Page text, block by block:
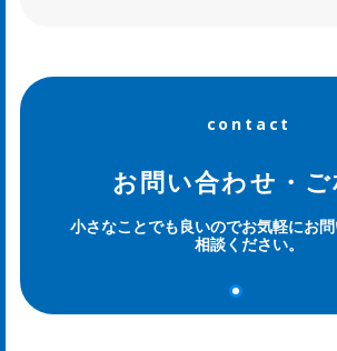
contact
お問い合わせ・ご
小さなことでも良いのでお気軽にお
相談ください。